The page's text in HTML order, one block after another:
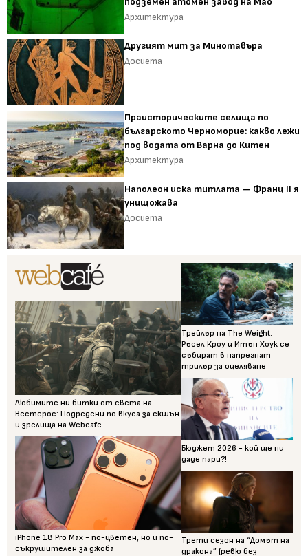
Архитектура
Другият мит за Минотавъра
Досиета
Праисторическите селища по
българското Черноморие: какво лежи
под водата от Варна до Китен
Архитектура
Наполеон иска титлата — Франц II я
унищожава
Досиета
Любимите ни битки от света на
Вестерос: Подредени по вкуса за екшън
и зрелища на Webcafe
iPhone 18 Pro Max - по-цветен, но и по-
съкрушителен за джоба
Трейлър на The Weight:
Ръсел Кроу и Итън Хоук се
събират в напрегнат
трилър за оцеляване
Бюджет 2026 - кой ще ни
даде пари?!
Трети сезон на “Домът на
дракона” (ревю без